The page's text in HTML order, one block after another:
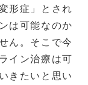
形症」とされ
は可能なのか
ん。そこで今
イン治療は可
きたいと思い